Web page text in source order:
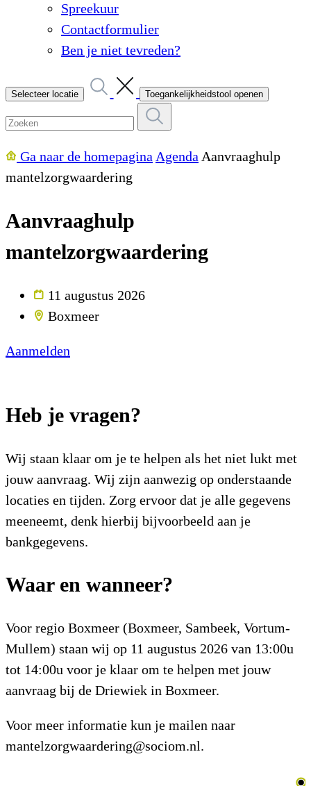
Spreekuur
Contactformulier
Ben je niet tevreden?
Selecteer locatie Toegankelijkheidstool openen
Ga naar de homepagina Agenda Aanvraaghulp
mantelzorgwaardering
Aanvraaghulp
mantelzorgwaardering
11 augustus 2026
Boxmeer
Aanmelden
Heb je vragen?
Wij staan klaar om je te helpen als het niet lukt met
jouw aanvraag. Wij zijn aanwezig op onderstaande
locaties en tijden. Zorg ervoor dat je alle gegevens
meeneemt, denk hierbij bijvoorbeeld aan je
bankgegevens.
Waar en wanneer?
Voor regio Boxmeer (Boxmeer, Sambeek, Vortum-
Mullem) staan wij op 11 augustus 2026 van 13:00u
tot 14:00u voor je klaar om te helpen met jouw
aanvraag bij de Driewiek in Boxmeer.
Voor meer informatie kun je mailen naar
mantelzorgwaardering@sociom.nl.